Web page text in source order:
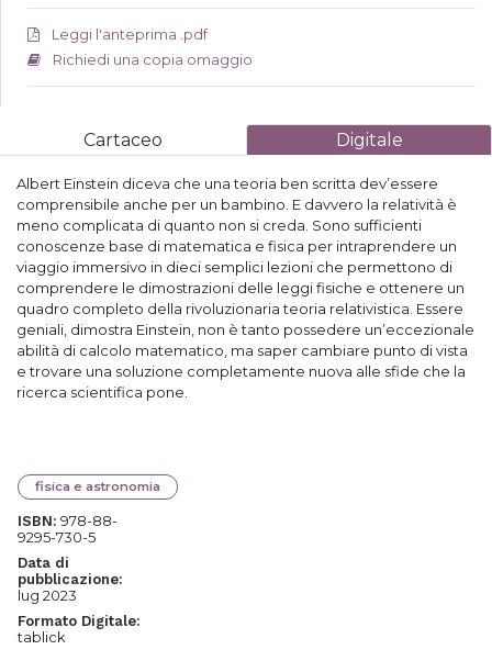
Leggi l'anteprima .pdf
Richiedi una copia omaggio
Cartaceo Digitale
Albert Einstein diceva che una teoria ben scritta dev’essere
comprensibile anche per un bambino. E davvero la relatività è
meno complicata di quanto non si creda. Sono sufficienti
conoscenze base di matematica e fisica per intraprendere un
viaggio immersivo in dieci semplici lezioni che permettono di
comprendere le dimostrazioni delle leggi fisiche e ottenere un
quadro completo della rivoluzionaria teoria relativistica. Essere
geniali, dimostra Einstein, non è tanto possedere un’eccezionale
abilità di calcolo matematico, ma saper cambiare punto di vista
e trovare una soluzione completamente nuova alle sfide che la
ricerca scientifica pone.
fisica e astronomia
ISBN: 978-88-
9295-730-5
Data di
pubblicazione:
lug 2023
Formato Digitale:
tablick